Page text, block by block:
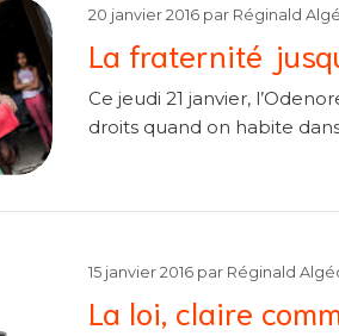
La fraternité
20 janvier 2016 par Réginald
Ce jeudi 21 janvier,
droits quand on habite
La loi, claire
15 janvier 2016 par Réginald